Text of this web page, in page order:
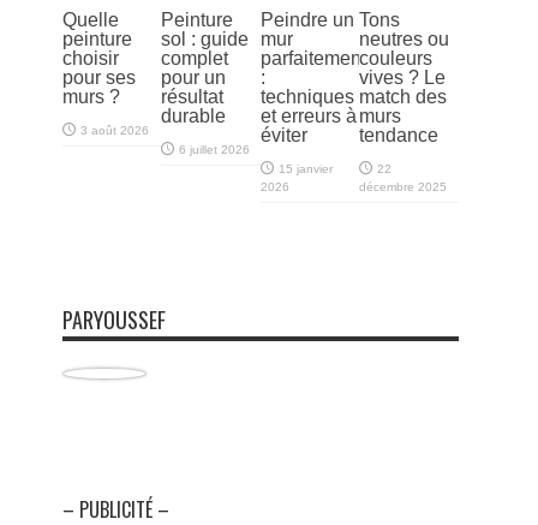
Quelle
peinture
choisir
pour ses
murs ?
3 août 2026
Peinture
sol : guide
complet
pour un
résultat
durable
6 juillet 2026
Peindre un
mur
parfaitement
:
techniques
et erreurs à
éviter
15 janvier
2026
Tons
neutres ou
couleurs
vives ? Le
match des
murs
tendance
22
décembre 2025
PARYOUSSEF
– PUBLICITÉ –